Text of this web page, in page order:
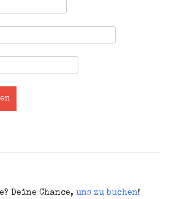
Deine Chance, uns zu buchen!